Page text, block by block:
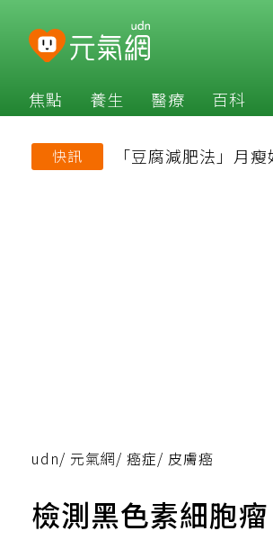
焦點 養生 醫療 百科
快訊 「豆腐減肥法」月
udn/ 元氣網/ 癌症/ 皮膚癌
檢測黑色素細胞